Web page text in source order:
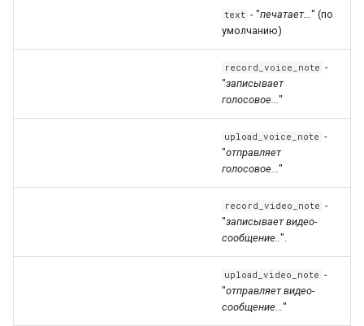
text - "печатает..." (по
умолчанию)
record_voice_note -
"записывает
голосовое..."
upload_voice_note -
"отправляет
голосовое..."
record_video_note -
"записывает видео-
сообщение..".
upload_video_note -
"отправляет видео-
сообщение..."